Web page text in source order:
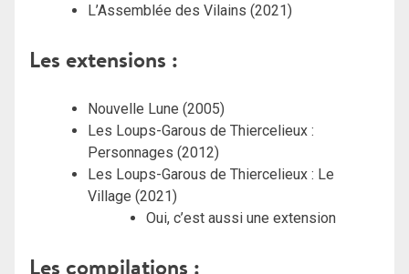
L’Assemblée des Vilains (2021)
Les extensions :
Nouvelle Lune (2005)
Les Loups-Garous de Thiercelieux :
Personnages (2012)
Les Loups-Garous de Thiercelieux : Le
Village (2021)
Oui, c’est aussi une extension
Les compilations :